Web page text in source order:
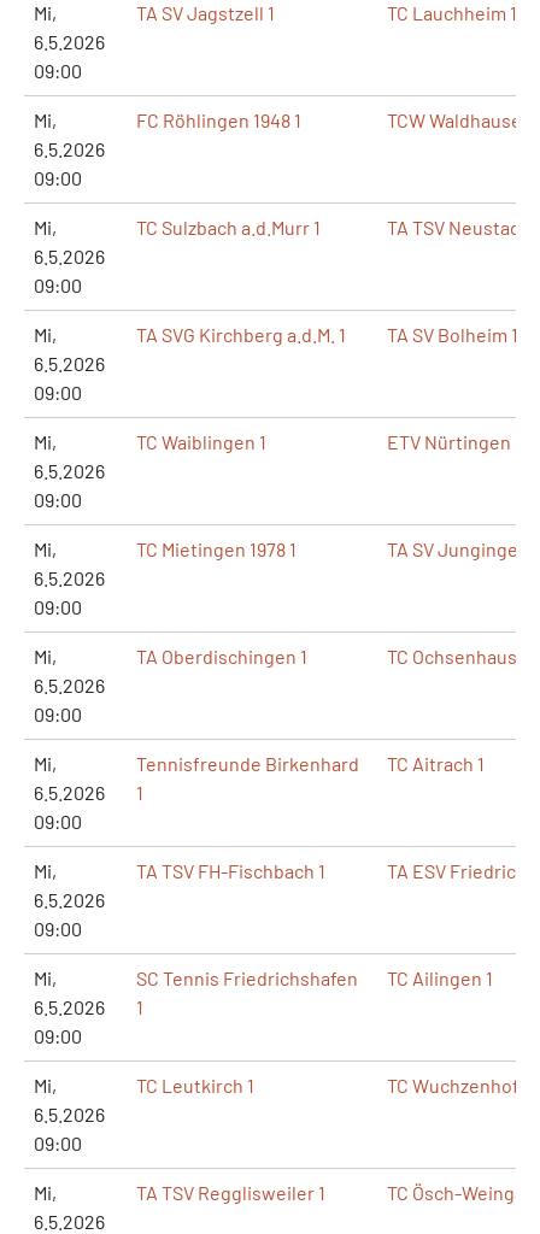
Mi,
6.5.2026
09:00
TA SV Jagstzell 1 TC Lauchheim 1
Mi,
6.5.2026
09:00
FC Röhlingen 1948 1 TCW Waldhausen
Mi,
6.5.2026
09:00
TC Sulzbach a.d.Murr 1 TA TSV Neustadt 1
Mi,
6.5.2026
09:00
TA SVG Kirchberg a.d.M. 1 TA SV Bolheim 1
Mi,
6.5.2026
09:00
TC Waiblingen 1 ETV Nürtingen 1
Mi,
6.5.2026
09:00
TC Mietingen 1978 1 TA SV Jungingen 1
Mi,
6.5.2026
09:00
TA Oberdischingen 1 TC Ochsenhausen
Mi,
6.5.2026
09:00
Tennisfreunde Birkenhard
1
TC Aitrach 1
Mi,
6.5.2026
09:00
TA TSV FH-Fischbach 1 TA ESV
Mi,
6.5.2026
09:00
SC Tennis Friedrichshafen
1
TC Ailingen 1
Mi,
6.5.2026
09:00
TC Leutkirch 1 TC Wuchzenhofen
Mi,
6.5.2026
TA TSV Regglisweiler 1 TC Ösch-